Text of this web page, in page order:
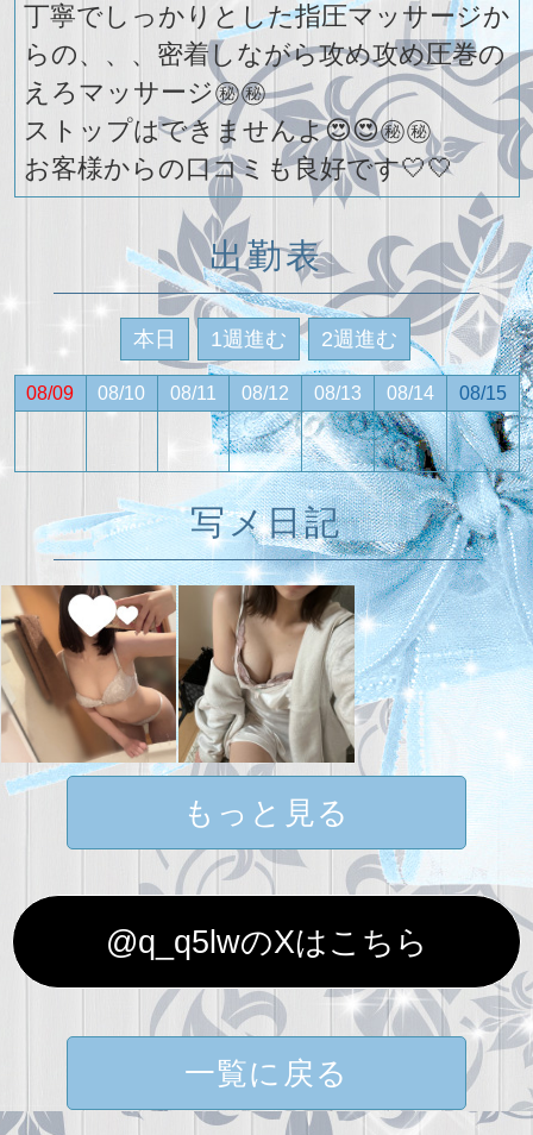
丁寧でしっかりとした指圧マッサージか
らの、、、密着しながら攻め攻め圧巻の
えろマッサージ㊙️㊙️
ストップはできませんよ😍😍㊙️㊙️
お客様からの口コミも良好です🤍🤍
出勤表
本日 1週進む 2週進む
08/09 08/10 08/11 08/12 08/13 08/14 08/15
写メ日記
もっと見る
@q_q5lwのXはこちら
一覧に戻る